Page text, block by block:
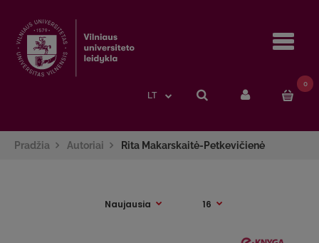
LT
0
Pradžia Autoriai Rita Makarskaitė-Petkevičienė